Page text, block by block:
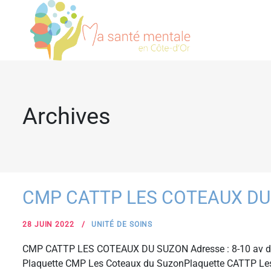
Archives
CMP CATTP LES COTEAUX
28 JUIN 2022 UNITÉ DE SOINS
CMP CATTP LES COTEAUX DU SUZON Adresse : 8-10
Plaquette CMP Les Coteaux du SuzonPlaquette CATTP